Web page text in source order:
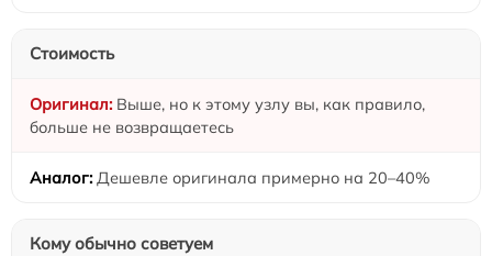
Стоимость
Выше, но к этому узлу вы, как правило,
больше не возвращаетесь
Дешевле оригинала примерно на 20–40%
Кому обычно советуем